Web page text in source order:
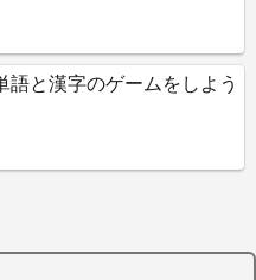
語と漢字のゲームをしよう